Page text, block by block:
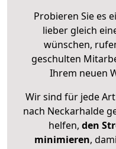
Probieren Sie es
lieber gleich
wünschen,
geschulten
Ihrem neuen
Wir sind für jede
nach Neckarhalde
helfen, den
minimieren,